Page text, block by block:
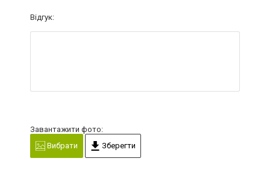
Відгук:
Завантажити фото:
Вибрати
Зберегти